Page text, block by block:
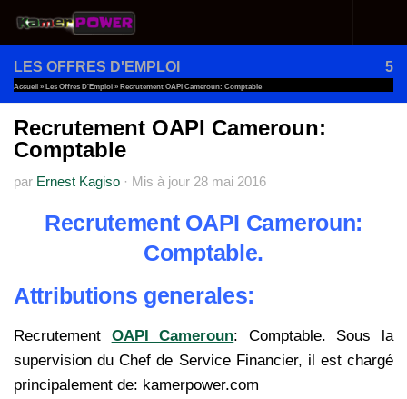
Au dessous du contenu
LES OFFRES D'EMPLOI 5
Accueil » Les Offres D'Emploi » Recrutement OAPI Cameroun: Comptable
Recrutement OAPI Cameroun:
Comptable
par Ernest Kagiso · Mis à jour 28 mai 2016
Recrutement OAPI Cameroun:
Comptable.
Attributions generales:
Recrutement OAPI Cameroun: Comptable. Sous la
supervision du Chef de Service Financier, il est chargé
principalement de: kamerpower.com